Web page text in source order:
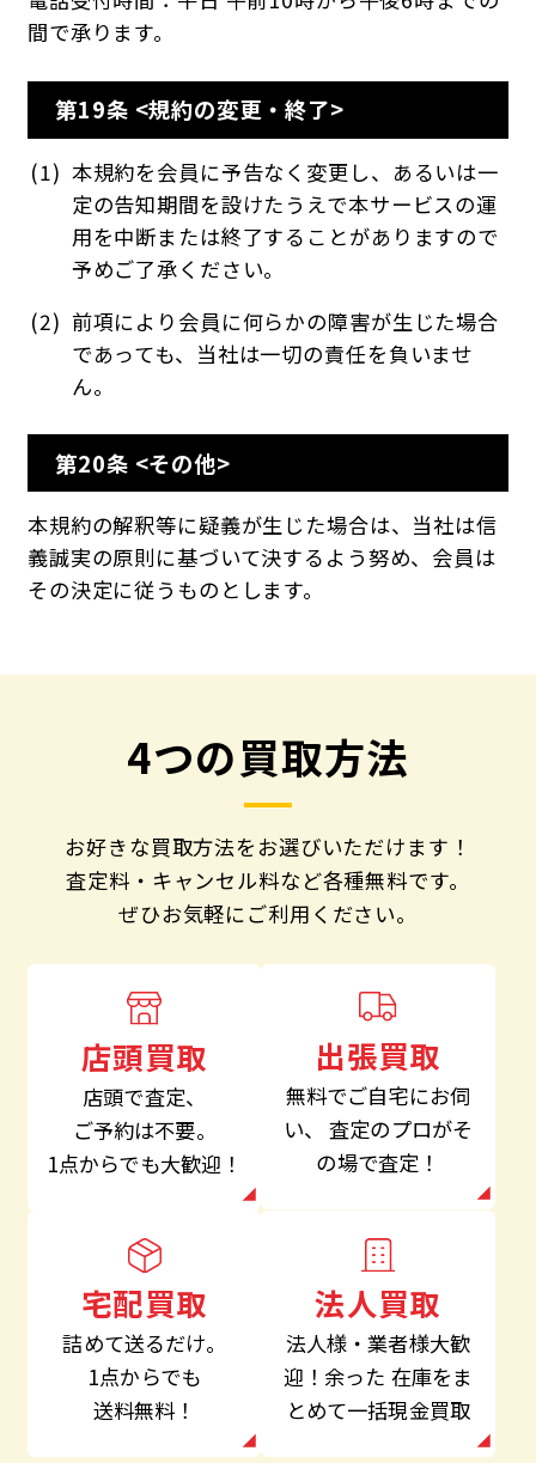
間で承ります。
第19条 <規約の変更・終了>
本規約を会員に予告なく変更し、あるいは一
定の告知期間を設けたうえで本サービスの運
用を中断または終了することがありますので
予めご了承ください。
前項により会員に何らかの障害が生じた場合
であっても、当社は一切の責任を負いませ
ん。
第20条 <その他>
本規約の解釈等に疑義が生じた場合は、当社は信
義誠実の原則に基づいて決するよう努め、会員は
その決定に従うものとします。
4つの買取方法
お好きな買取方法をお選びいただけます！
査定料・キャンセル料など各種無料です。
ぜひお気軽にご利用ください。
店頭買取
店頭で査定、
ご予約は不要。
1点からでも大歓迎！
出張買取
無料でご自宅にお伺
い、 査定のプロがそ
の場で査定！
宅配買取
詰めて送るだけ。
1点からでも
送料無料！
法人買取
法人様・業者様大歓
迎！余った 在庫をま
とめて一括現金買取